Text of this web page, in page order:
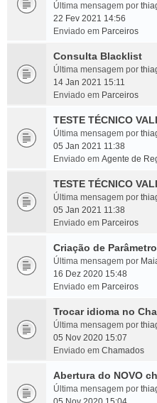
Última mensagem por
22 Fev 2021 14:56
Enviado em Parceiros
Consulta Blacklist
Última mensagem por
14 Jan 2021 15:11
Enviado em Parceiros
TESTE TÉCNICO
Última mensagem por
05 Jan 2021 11:38
Enviado em Agente de
TESTE TÉCNICO
Última mensagem por
05 Jan 2021 11:38
Enviado em Parceiros
Criação de
Última mensagem por
16 Dez 2020 15:48
Enviado em Parceiros
Trocar idioma no
Última mensagem por
05 Nov 2020 15:07
Enviado em Chamados
Abertura do NOVO
Última mensagem por